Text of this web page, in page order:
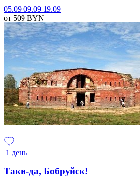
05.09 09.09 19.09
от 509 BYN
1 день
Таки-да, Бобруйск!